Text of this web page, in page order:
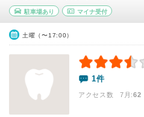
駐車場あり マイナ受付
土曜（〜17:00）
1件
アクセス数 7月:62